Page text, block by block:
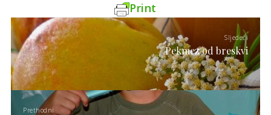
Print
Sljedeći
Pekmez od breskvi
Prethodni